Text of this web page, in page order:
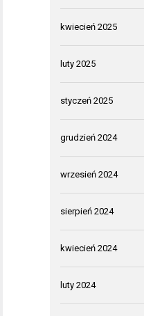
kwiecień 2025
luty 2025
styczeń 2025
grudzień 2024
wrzesień 2024
sierpień 2024
kwiecień 2024
luty 2024